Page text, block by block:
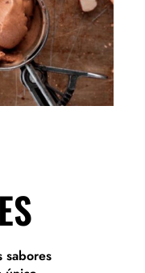
sabores